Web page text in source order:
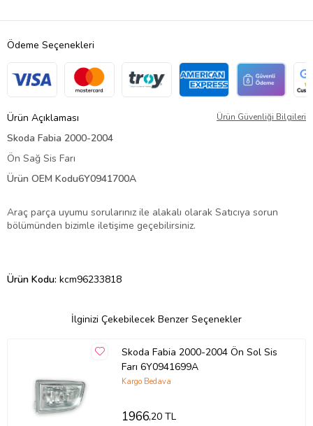
Ödeme Seçenekleri
Ürün Açıklaması Ürün Güvenliği Bilgileri
Skoda Fabia 2000-2004
Ön Sağ Sis Farı
Ürün OEM Kodu6Y0941700A
Araç parça uyumu sorularınız ile alakalı olarak Satıcıya sorun
bölümünden bizimle iletişime geçebilirsiniz.
Ürün Kodu: kcm96233818
İlginizi Çekebilecek Benzer Seçenekler
Skoda Fabia 2000-2004 Ön Sol Sis
Farı 6Y0941699A
Kargo Bedava
1966,20 TL